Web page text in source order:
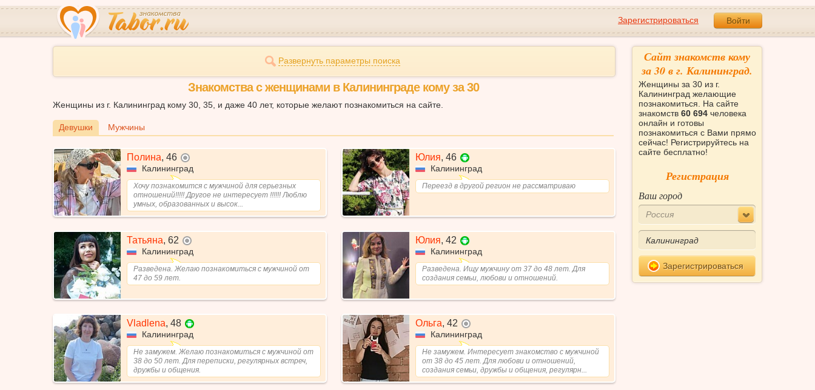
Зарегистрироваться Войти
Развернуть параметры поиска
Знакомства с женщинами в Калининграде кому за 30
Женщины из г. Калининград кому 30, 35, и даже 40 лет, которые желают познакомиться на сайте.
Девушки Мужчины
Полина, 46
Калининград
Хочу познакомится с мужчиной для серьезных
отношений!!!!! Другое не интересует !!!!!! Люблю
умных, образованных и высок...
Юлия, 46
Калининград
Переезд в другой регион не рассматриваю
Татьяна, 62
Калининград
Разведена. Желаю познакомиться с мужчиной от
47 до 59 лет.
Юлия, 42
Калининград
Разведена. Ищу мужчину от 37 до 48 лет. Для
создания семьи, любови и отношений.
Vladlena, 48
Калининград
Не замужем. Желаю познакомиться с мужчиной от
38 до 50 лет. Для переписки, регулярных встреч,
дружбы и общения.
Ольга, 42
Калининград
Не замужем. Интересует знакомство с мужчиной
от 38 до 45 лет. Для любови и отношений,
создания семьи, дружбы и общения, регулярн...
Сайт знакомств кому
за 30 в г. Калининград.
Женщины за 30 из г.
Калининград желающие
познакомиться. На сайте
знакомств 60 694 человека
онлайн и готовы
познакомиться с Вами прямо
сейчас! Регистрируйтесь на
сайте бесплатно!
Регистрация
Ваш город
Россия
Зарегистрироваться